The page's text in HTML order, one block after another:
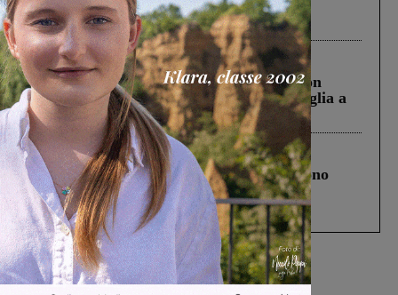
Pnrr, il gruppo di Fratelli d’Italia: “Un
ringraziamento al Governo”
Cronaca 3 Agosto 2026
Scomparso da una struttura di Castiglion
Fiorentino l’uomo che aveva ucciso la figlia a
Levane nel 2020
Cronaca 4 Agosto 2026
Un anno fa la strage in A1 in cui morirono
Gianni, Giulia e Franco. Lo schianto, il
processo, lo stop ai sorpassi fra tir....